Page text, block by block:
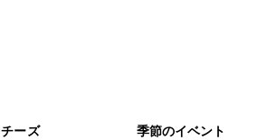
チーズ 季節のイベント